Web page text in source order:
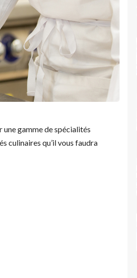
gamme de spécialités
culinaires qu’il vous faudra